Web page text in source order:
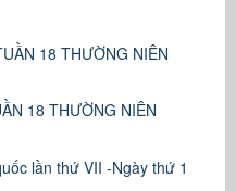
18 THƯỜNG NIÊN
18 THƯỜNG NIÊN
lần thứ VII -Ngày thứ 1